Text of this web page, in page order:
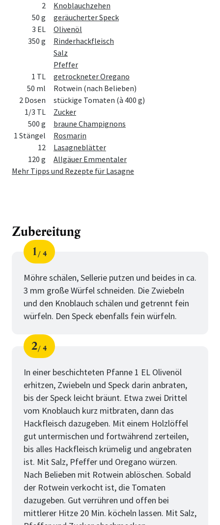
2
Knoblauchzehen
50 g
geräucherter Speck
3 EL
Olivenöl
350 g
Rinderhackfleisch
Salz
Pfeffer
1 TL
getrockneter Oregano
50 ml
Rotwein (nach Belieben)
2 Dosen
stückige Tomaten (à 400 g)
1/3 TL
Zucker
500 g
braune Champignons
1 Stängel
Rosmarin
12
Lasagneblätter
120 g
Allgäuer Emmentaler
Mehr Tipps und Rezepte für Lasagne
Zubereitung
Schritt
1
von
4
Möhre schälen, Sellerie putzen und beides in ca.
3 mm große Würfel schneiden. Die Zwiebeln
und den Knoblauch schälen und getrennt fein
würfeln. Den Speck ebenfalls fein würfeln.
Schritt
2
von
4
In einer beschichteten Pfanne 1 EL Olivenöl
erhitzen, Zwiebeln und Speck darin anbraten,
bis der Speck leicht bräunt. Etwa zwei Drittel
vom Knoblauch kurz mitbraten, dann das
Hackfleisch dazugeben. Mit einem Holzlöffel
gut untermischen und fortwährend zerteilen,
bis alles Hackfleisch krümelig und angebraten
ist. Mit Salz, Pfeffer und Oregano würzen.
Nach Belieben mit Rotwein ablöschen. Sobald
der Rotwein verkocht ist, die Tomaten
dazugeben. Gut verrühren und offen bei
mittlerer Hitze 20 Min. köcheln lassen. Mit Salz,